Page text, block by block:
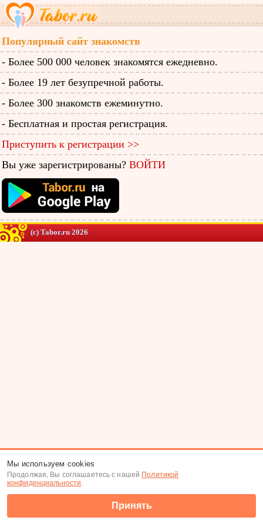
Популярный сайт знакомств
- Более 500 000 человек знакомятся ежедневно.
- Более 19 лет безупречной работы.
- Более 300 знакомств ежеминутно.
- Бесплатная и простая регистрация.
Приступить к регистрации >>
Вы уже зарегистрированы? ВОЙТИ
(c) Tabor.ru 2026
Мы используем cookies
Продолжая, Вы соглашаетесь с нашей Политикой
конфиденциальности.
Принять